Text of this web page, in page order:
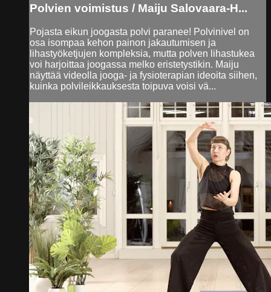
Polvien voimistus / Maiju Salovaara-H...
Pojasta eikun joogasta polvi paranee! Polvinivel on
osa isompaa kehon painon jakautumisen ja
lihastyöketjujen kompleksia, mutta polven lihastukea
voi harjoittaa joogassa melko eristetystikin. Maiju
näyttää videolla jooga- ja fysioterapian ideoita siihen,
kuinka polvileikkauksesta toipuva voisi vä...